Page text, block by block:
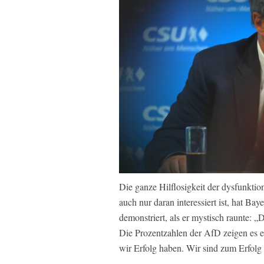
Die ganze Hilflosigkeit der
auch nur daran interessiert ist, hat
demonstriert, als er mystisch raunte:
Die Prozentzahlen der AfD zeigen es
wir Erfolg haben. Wir sind zum Erfolg